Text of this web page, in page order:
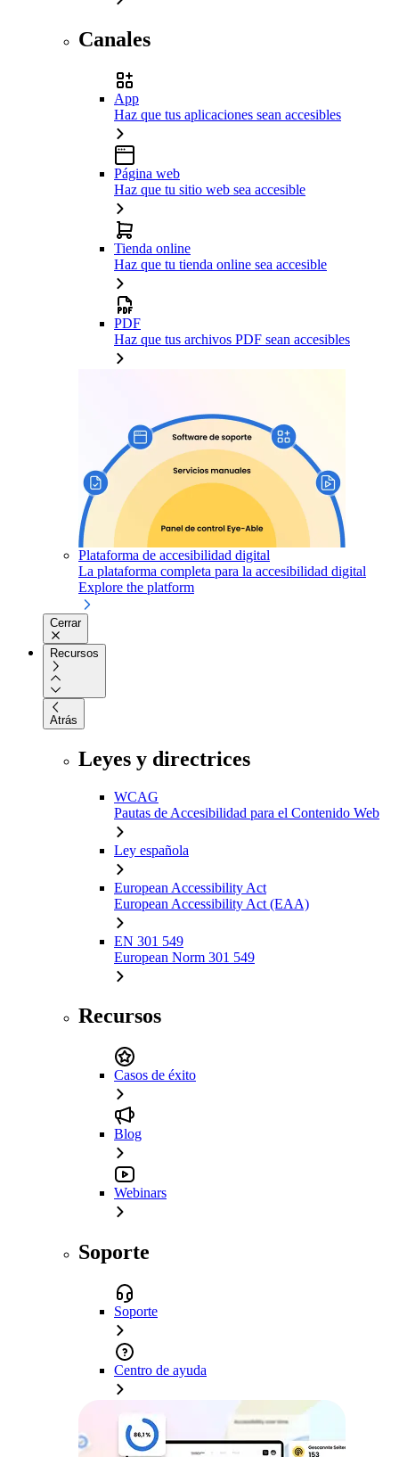
Canales
App
Haz que tus aplicaciones sean accesibles
Página web
Haz que tu sitio web sea accesible
Tienda online
Haz que tu tienda online sea accesible
PDF
Haz que tus archivos PDF sean accesibles
Plataforma de accesibilidad digital
La plataforma completa para la accesibilidad digital
Explore the platform
Cerrar
Recursos
Atrás
Leyes y directrices
WCAG
Pautas de Accesibilidad para el Contenido Web
Ley española
European Accessibility Act
European Accessibility Act (EAA)
EN 301 549
European Norm 301 549
Recursos
Casos de éxito
Blog
Webinars
Soporte
Soporte
Centro de ayuda